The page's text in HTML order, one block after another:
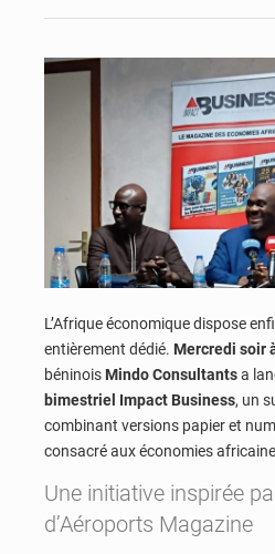
L’Afrique économique dispose
entièrement dédié. Mercredi soir
béninois Mindo Consultantsa
bimestriel Impact Business, un
combinant versions papier et
consacré aux économies
Une initiative inspirée
d’Aéroports Magazine